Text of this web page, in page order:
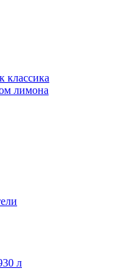
классика
лимона
л